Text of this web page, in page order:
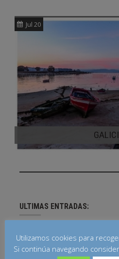
Jul 20
ULTIMAS ENTRADAS:
ORCHIDARIUM ESTEPONA
Jun 25, 2026
Utilizamos cookies para
Si continúa navegando